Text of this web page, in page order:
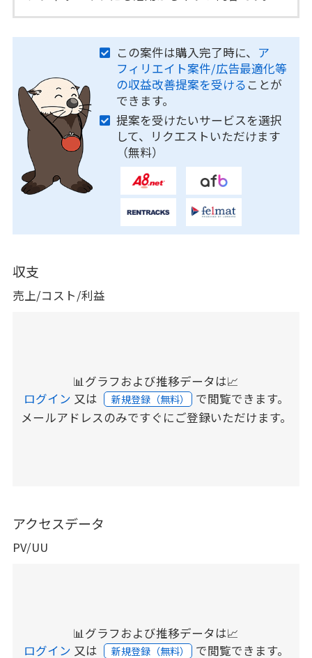
この案件は購入完了時に、 ア
フィリエイト案件/広告最適化等
の収益改善提案を受ける ことが
できます。
提案を受けたいサービスを選択
して、リクエストいただけます
（無料）
収支
売上/コスト/利益
📊グラフおよび推移データは📈
ログイン 又は 新規登録（無料） で閲覧できます。
メールアドレスのみですぐにご登録いただけます。
アクセスデータ
PV/UU
📊グラフおよび推移データは📈
ログイン 又は 新規登録（無料） で閲覧できます。